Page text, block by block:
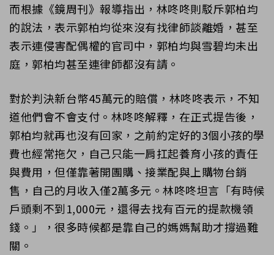
而根據《鏡周刊》報導指出，林咚咚則駁斥郭柏均
的說法，表示郭柏均從來沒有找律師談離婚，甚至
表示連侵害配偶權的官司中，郭柏均與雪碧均未出
庭，郭柏均甚至連律師都沒有請。
對於判決新台幣45萬元的賠償，林咚咚表示，不知
道他們會不會支付。林咚咚解釋，在正式提告後，
郭柏均就再也沒有回家，之前約定好的3個小孩的學
費也經常拖欠，自己只能一肩扛起養育小孩的責任
與費用，但僅靠著開團購、接業配與上購物台銷
售，自己的月收入僅2萬多元。林咚咚坦言「有時候
戶頭剩不到1,000元，還得去找有百元的提款機領
錢。」，很多時候都是靠自己的媽媽幫助才撐過難
關。